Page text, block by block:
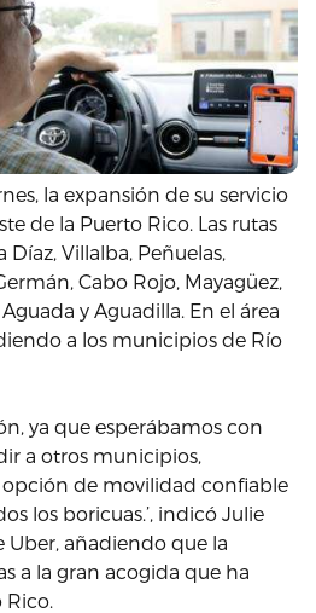
la expansión de su servicio
de la Puerto Rico. Las rutas
Villalba, Peñuelas,
Cabo Rojo, Mayagüez,
y Aguadilla. En el área
a los municipios de Río
ya que esperábamos con
a otros municipios,
de movilidad confiable
los boricuas.’, indicó Julie
Uber, añadiendo que la
a la gran acogida que ha